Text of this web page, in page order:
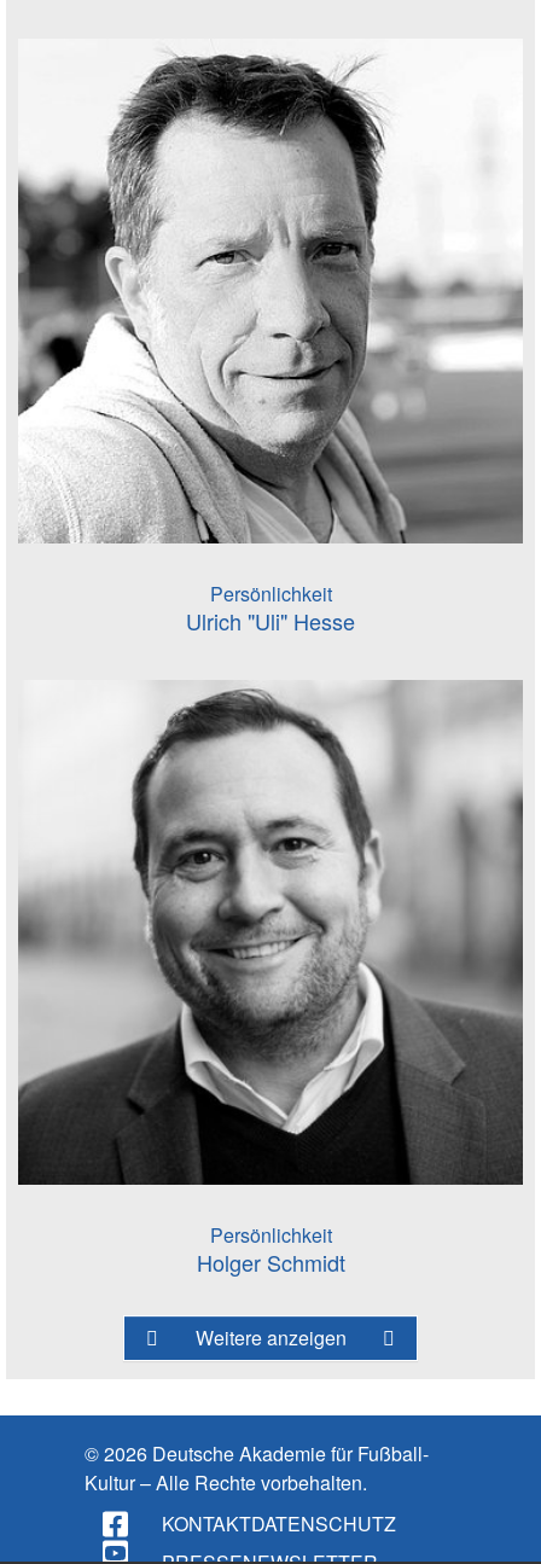
Persönlichkeit
Ulrich "Uli" Hesse
Persönlichkeit
Holger Schmidt
Weitere anzeigen
© 2026 Deutsche Akademie für Fußball-
Kultur – Alle Rechte vorbehalten.
KONTAKTDATENSCHUTZ